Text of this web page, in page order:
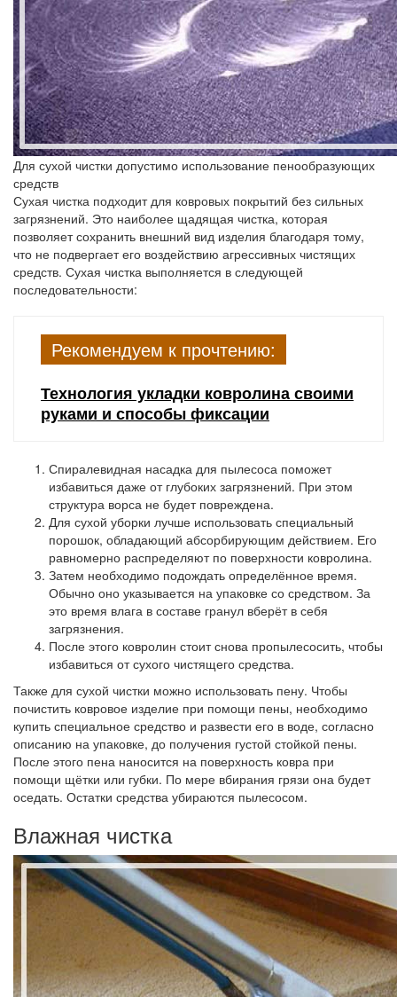
Для сухой чистки допустимо использование пенообразующих
средств
Сухая чистка подходит для ковровых покрытий без сильных
загрязнений. Это наиболее щадящая чистка, которая
позволяет сохранить внешний вид изделия благодаря тому,
что не подвергает его воздействию агрессивных чистящих
средств. Сухая чистка выполняется в следующей
последовательности:
Рекомендуем к прочтению:
Технология укладки ковролина своими
руками и способы фиксации
Спиралевидная насадка для пылесоса поможет
избавиться даже от глубоких загрязнений. При этом
структура ворса не будет повреждена.
Для сухой уборки лучше использовать специальный
порошок, обладающий абсорбирующим действием. Его
равномерно распределяют по поверхности ковролина.
Затем необходимо подождать определённое время.
Обычно оно указывается на упаковке со средством. За
это время влага в составе гранул вберёт в себя
загрязнения.
После этого ковролин стоит снова пропылесосить, чтобы
избавиться от сухого чистящего средства.
Также для сухой чистки можно использовать пену. Чтобы
почистить ковровое изделие при помощи пены, необходимо
купить специальное средство и развести его в воде, согласно
описанию на упаковке, до получения густой стойкой пены.
После этого пена наносится на поверхность ковра при
помощи щётки или губки. По мере вбирания грязи она будет
оседать. Остатки средства убираются пылесосом.
Влажная чистка